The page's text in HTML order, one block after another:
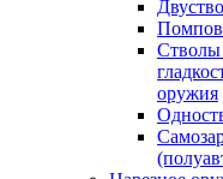
Стволы
оружия